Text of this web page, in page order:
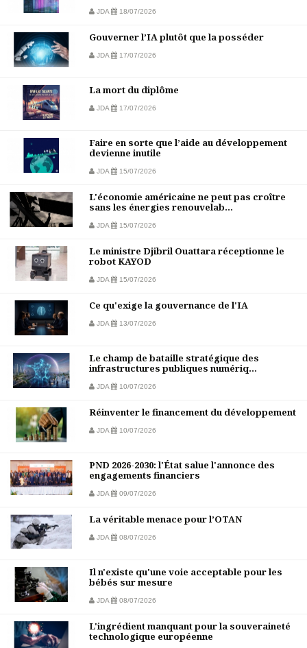
JDA 18/07/2026
Gouverner l’IA plutôt que la posséder
JDA 17/07/2026
La mort du diplôme
JDA 17/07/2026
Faire en sorte que l’aide au développement
devienne inutile
JDA 15/07/2026
L'économie américaine ne peut pas croître
sans les énergies renouvelab...
JDA 15/07/2026
Le ministre Djibril Ouattara réceptionne le
robot KAYOD
JDA 15/07/2026
Ce qu'exige la gouvernance de l'IA
JDA 13/07/2026
Le champ de bataille stratégique des
infrastructures publiques numériq...
JDA 10/07/2026
Réinventer le financement du développement
JDA 10/07/2026
PND 2026-2030: l'État salue l'annonce des
engagements financiers
JDA 09/07/2026
La véritable menace pour l’OTAN
JDA 08/07/2026
Il n'existe qu'une voie acceptable pour les
bébés sur mesure
JDA 08/07/2026
L'ingrédient manquant pour la souveraineté
technologique européenne